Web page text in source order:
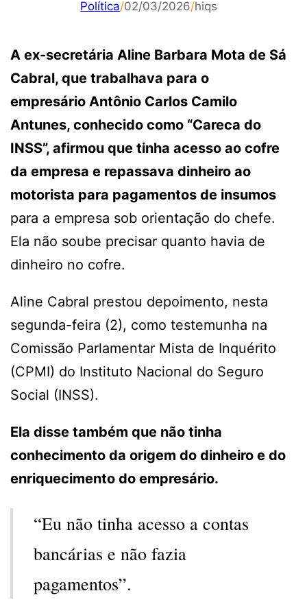
Política/02/03/2026/hiqs
A ex-secretária Aline Barbara Mota de Sá
Cabral, que trabalhava para o
empresário Antônio Carlos Camilo
Antunes, conhecido como “Careca do
INSS”, afirmou que tinha acesso ao cofre
da empresa e repassava dinheiro ao
motorista para pagamentos de insumos
para a empresa sob orientação do chefe.
Ela não soube precisar quanto havia de
dinheiro no cofre.
Aline Cabral prestou depoimento, nesta
segunda-feira (2), como testemunha na
Comissão Parlamentar Mista de Inquérito
(CPMI) do Instituto Nacional do Seguro
Social (INSS).
Ela disse também que não tinha
conhecimento da origem do dinheiro e do
enriquecimento do empresário.
“Eu não tinha acesso a contas
bancárias e não fazia
pagamentos”.